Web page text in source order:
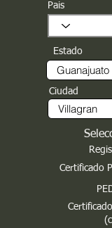
Pais
Estado
Ciudad
Certificado